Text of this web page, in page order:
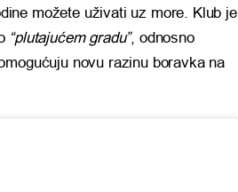
možete uživati uz more. Klub je
“plutajućem gradu”, odnosno
novu razinu boravka na